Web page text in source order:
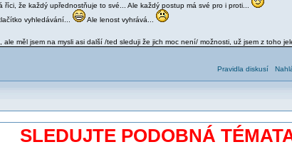
říci, že každý upřednostňuje to své... Ale každý postup má své pro i proti...
vyhledávání...
Ale lenost vyhrává...
ale měl jsem na mysli asi další /ted sleduji že jich moc není/ možnosti, už jsem z toho
Pravidla diskusí
SLEDUJTE PODOBNÁ